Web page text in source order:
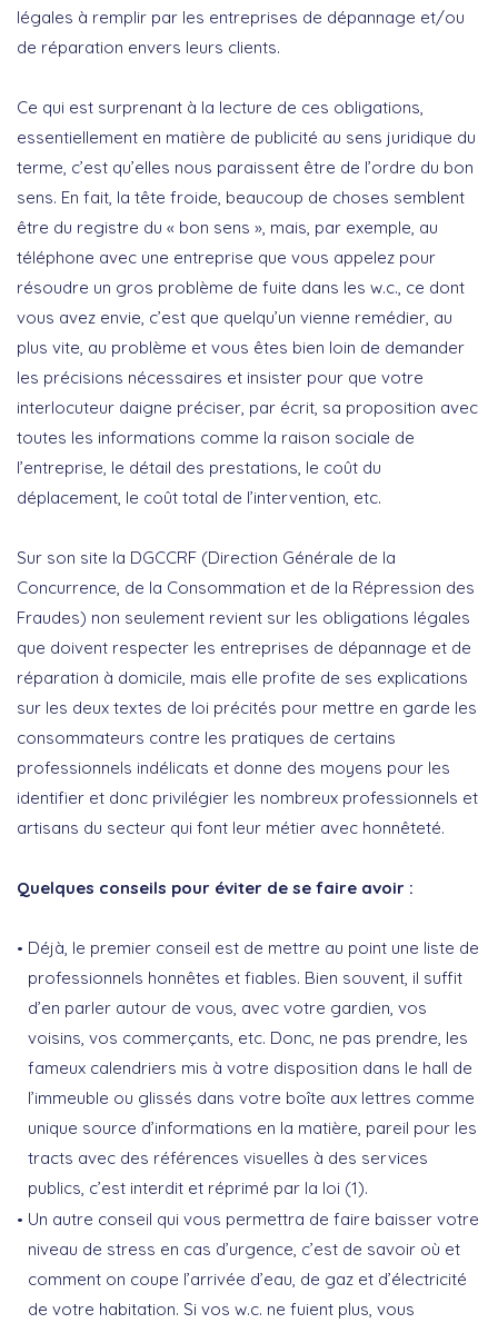
légales à remplir par les entreprises de dépannage et/ou
de réparation envers leurs clients.
Ce qui est surprenant à la lecture de ces obligations,
essentiellement en matière de publicité au sens juridique du
terme, c’est qu’elles nous paraissent être de l’ordre du bon
sens. En fait, la tête froide, beaucoup de choses semblent
être du registre du « bon sens », mais, par exemple, au
téléphone avec une entreprise que vous appelez pour
résoudre un gros problème de fuite dans les w.c., ce dont
vous avez envie, c’est que quelqu’un vienne remédier, au
plus vite, au problème et vous êtes bien loin de demander
les précisions nécessaires et insister pour que votre
interlocuteur daigne préciser, par écrit, sa proposition avec
toutes les informations comme la raison sociale de
l’entreprise, le détail des prestations, le coût du
déplacement, le coût total de l’intervention, etc.
Sur son site la DGCCRF (Direction Générale de la
Concurrence, de la Consommation et de la Répression des
Fraudes) non seulement revient sur les obligations légales
que doivent respecter les entreprises de dépannage et de
réparation à domicile, mais elle profite de ses explications
sur les deux textes de loi précités pour mettre en garde les
consommateurs contre les pratiques de certains
professionnels indélicats et donne des moyens pour les
identifier et donc privilégier les nombreux professionnels et
artisans du secteur qui font leur métier avec honnêteté.
Quelques conseils pour éviter de se faire avoir :
Déjà, le premier conseil est de mettre au point une liste de
professionnels honnêtes et fiables. Bien souvent, il suffit
d’en parler autour de vous, avec votre gardien, vos
voisins, vos commerçants, etc. Donc, ne pas prendre, les
fameux calendriers mis à votre disposition dans le hall de
l’immeuble ou glissés dans votre boîte aux lettres comme
unique source d’informations en la matière, pareil pour les
tracts avec des références visuelles à des services
publics, c’est interdit et réprimé par la loi (1).
Un autre conseil qui vous permettra de faire baisser votre
niveau de stress en cas d’urgence, c’est de savoir où et
comment on coupe l’arrivée d’eau, de gaz et d’électricité
de votre habitation. Si vos w.c. ne fuient plus, vous